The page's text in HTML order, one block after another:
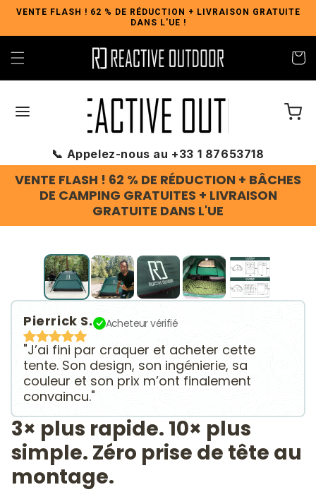
et
au
VENTE FLASH ! 62 % DE RÉDUCTION + LIVRAISON GRATUITE
DANS L'UE !
Panier
📞 Appelez-nous au +33 1 87653718
VENTE FLASH ! 62 % DE RÉDUCTION + BÂCHES
DE CAMPING GRATUITES + LIVRAISON
GRATUITE DANS L'UE
of5
Pierrick S. Acheteur vérifié
"J’ai fini par craquer et acheter cette
tente. Son design, son ingénierie, sa
couleur et son prix m’ont finalement
convaincu."
3× plus rapide. 10× plus
simple. Zéro prise de tête au
montage.